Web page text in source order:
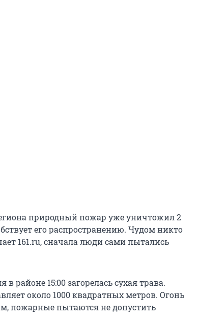
природный пожар уже уничтожил 2
его распространению. Чудом никто
161.ru, сначала люди сами пытались
районе 15:00 загорелась сухая трава.
около 1000 квадратных метров. Огонь
пожарные пытаются не допустить